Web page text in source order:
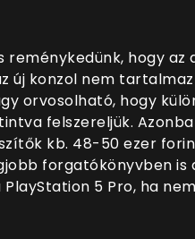
reménykedünk, hogy az
új konzol nem
orvosolható, hogy
felszereljük.
kb. 48-50 ezer
forgatókönyvben is
5 Pro, ha